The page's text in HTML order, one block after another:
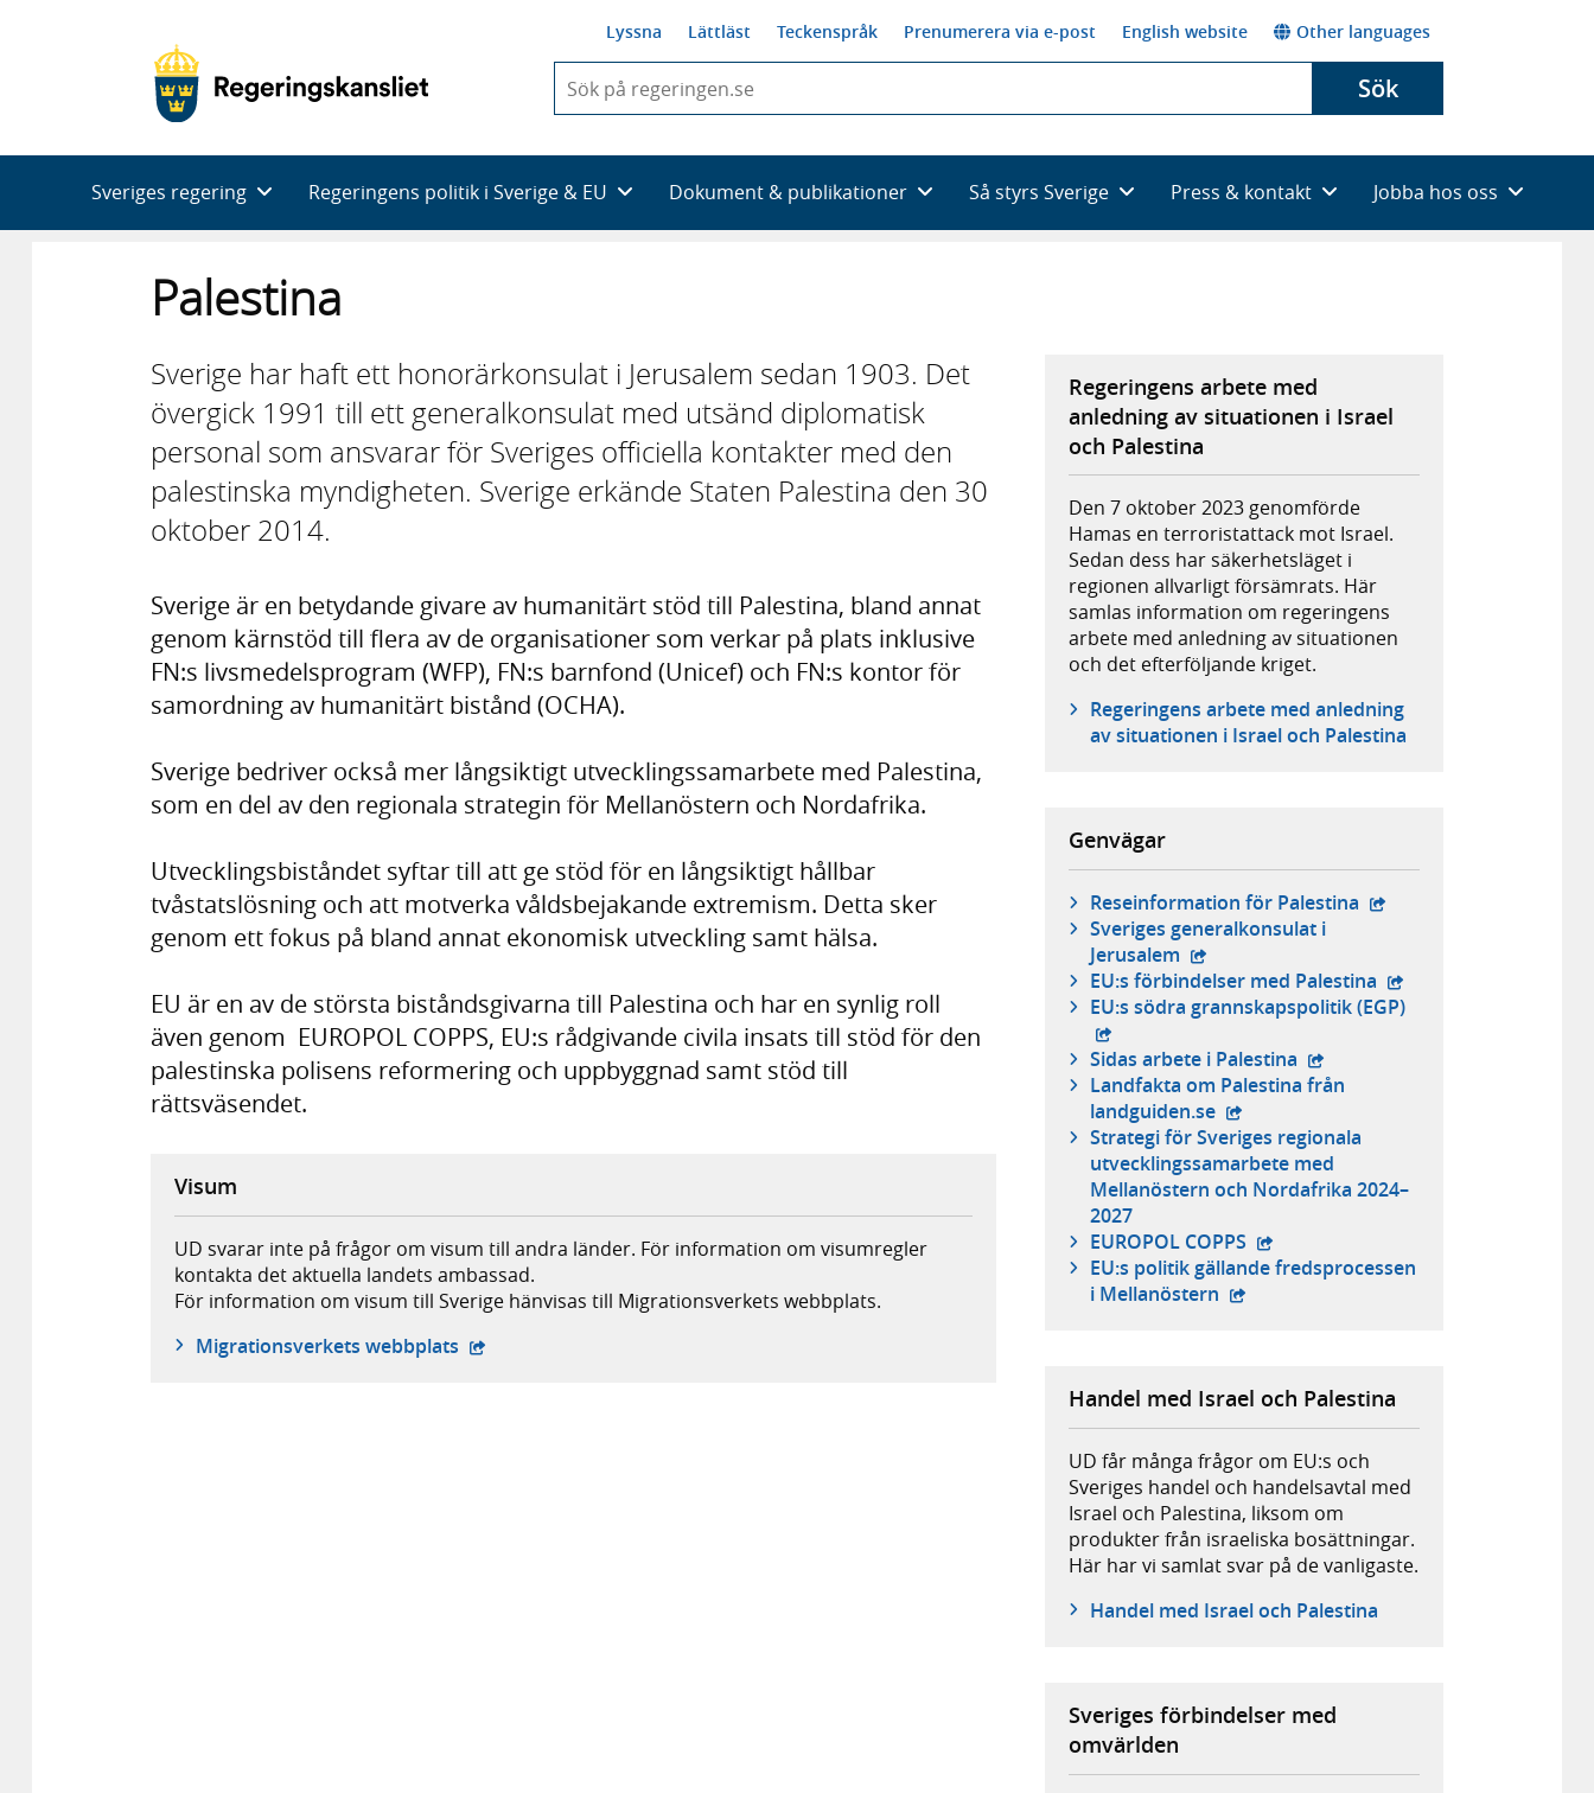
Lyssna Lättläst Teckenspråk Prenumerera via e-post English website Other languages
du
skriva
framträder
en
Sök
Sveriges regering Regeringens politik i Sverige & EU Dokument & publikationer Så styrs Sverige Press & kontakt Jobba hos oss
Palestina
Sverige har haft ett honorärkonsulat i Jerusalem sedan 1903. Det
övergick 1991 till ett generalkonsulat med utsänd diplomatisk
personal som ansvarar för Sveriges officiella kontakter med den
palestinska myndigheten. Sverige erkände Staten Palestina den 30
oktober 2014.
Sverige är en betydande givare av humanitärt stöd till Palestina, bland annat
genom kärnstöd till flera av de organisationer som verkar på plats inklusive
FN:s livsmedelsprogram (WFP), FN:s barnfond (Unicef) och FN:s kontor för
samordning av humanitärt bistånd (OCHA).
Sverige bedriver också mer långsiktigt utvecklingssamarbete med Palestina,
som en del av den regionala strategin för Mellanöstern och Nordafrika.
Utvecklingsbiståndet syftar till att ge stöd för en långsiktigt hållbar
tvåstatslösning och att motverka våldsbejakande extremism. Detta sker
genom ett fokus på bland annat ekonomisk utveckling samt hälsa.
EU är en av de största biståndsgivarna till Palestina och har en synlig roll
även genom EUROPOL COPPS, EU:s rådgivande civila insats till stöd för den
palestinska polisens reformering och uppbyggnad samt stöd till
rättsväsendet.
Visum
UD svarar inte på frågor om visum till andra länder. För information om visumregler
kontakta det aktuella landets ambassad.
För information om visum till Sverige hänvisas till Migrationsverkets webbplats.
Migrationsverkets webbplats - öppnas i ny flik, extern webbplats,
Regeringens arbete med
anledning av situationen i Israel
och Palestina
Den 7 oktober 2023 genomförde
Hamas en terroristattack mot Israel.
Sedan dess har säkerhetsläget i
regionen allvarligt försämrats. Här
samlas information om regeringens
arbete med anledning av situationen
och det efterföljande kriget.
Regeringens arbete med anledning
av situationen i Israel och Palestina
Genvägar
Reseinformation för Palestina - extern webbplats,
Sveriges generalkonsulat i
Jerusalem - extern webbplats,
EU:s förbindelser med Palestina - extern webbplats,
EU:s södra grannskapspolitik (EGP)- extern webbplats,
Sidas arbete i Palestina - extern webbplats,
Landfakta om Palestina från
landguiden.se - extern webbplats,
Strategi för Sveriges regionala
utvecklingssamarbete med
Mellanöstern och Nordafrika 2024–
2027
EUROPOL COPPS - extern webbplats,
EU:s politik gällande fredsprocessen
i Mellanöstern - extern webbplats,
Handel med Israel och Palestina
UD får många frågor om EU:s och
Sveriges handel och handelsavtal med
Israel och Palestina, liksom om
produkter från israeliska bosättningar.
Här har vi samlat svar på de vanligaste.
Handel med Israel och Palestina
Sveriges förbindelser med
omvärlden